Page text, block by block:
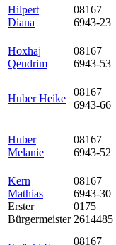
Hilpert
Diana
08167
6943-23
Hoxhaj
Qendrim
08167
6943-53
Huber Heike
08167
6943-66
Huber
Melanie
08167
6943-52
Kern
Mathias
Erster
Bürgermeister
08167
6943-30
0175
2614485
08167